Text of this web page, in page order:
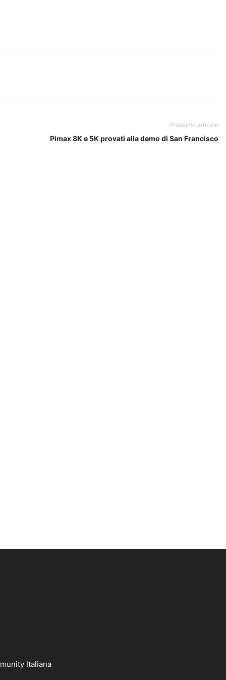
Prossimo articolo
Pimax 8K e 5K provati alla demo di San Francisco
Italiana